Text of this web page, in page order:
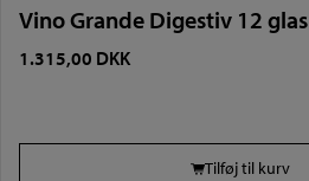
Vino Grande Digestiv 12 glas
1.315,00 DKK
Tilføj til kurv